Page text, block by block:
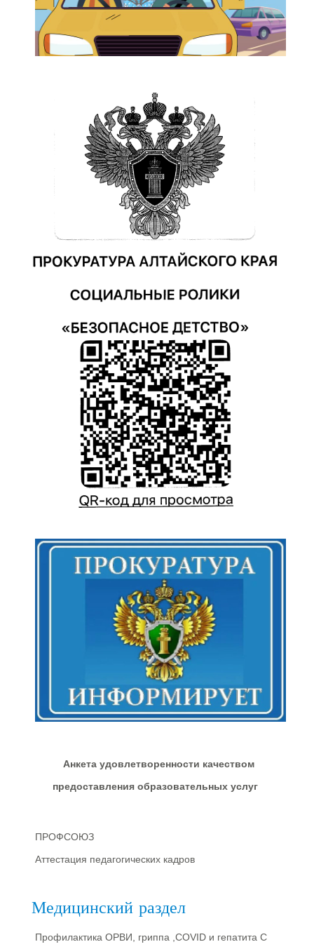
Анкета удовлетворенности качеством
предоставления образовательных услуг
ПРОФСОЮЗ
Аттестация педагогических кадров
Медицинский раздел
Профилактика ОРВИ, гриппа ,COVID и гепатита С